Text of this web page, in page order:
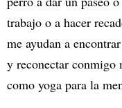
trabajo o a hacer
me ayudan a
y reconectar conmigo
como yoga para la